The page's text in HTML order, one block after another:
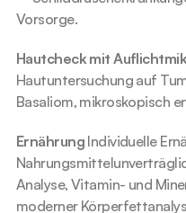
Vorsorge.
Hautcheck mit
Hautuntersuchung auf
Basaliom, mikroskopisch
Ernährung Individuelle
Analyse, Vitamin- und
moderner